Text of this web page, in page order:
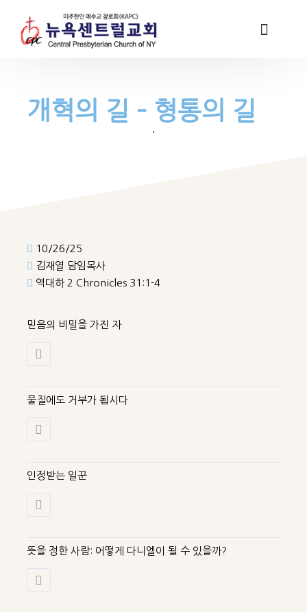
개혁의 길 – 형통의 길
'
10/26/25
김재열 담임목사
역대하 2 Chronicles 31:1-4
믿음의 비밀을 가진 자
물질에도 거부가 됩시다
인정받는 일꾼
뜻을 정한 사람: 어떻게 다니엘이 될 수 있을까?